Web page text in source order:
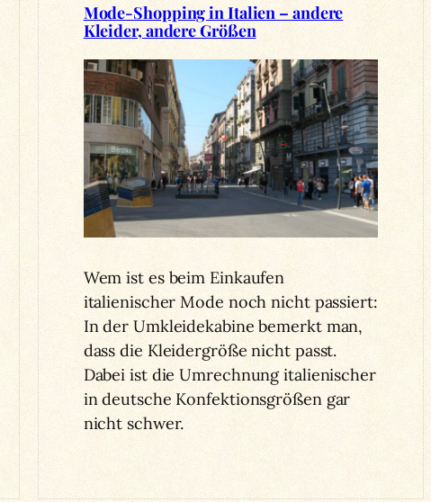
Mode-Shopping in Italien – andere
Kleider, andere Größen
Wem ist es beim Einkaufen
italienischer Mode noch nicht passiert:
In der Umkleidekabine bemerkt man,
dass die Kleidergröße nicht passt.
Dabei ist die Umrechnung italienischer
in deutsche Konfektionsgrößen gar
nicht schwer.